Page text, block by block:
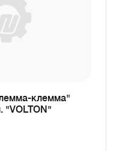
клемма"
"VOLTON"